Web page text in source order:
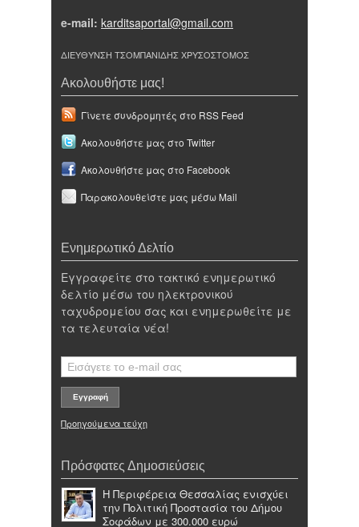
e-mail: karditsaportal@gmail.com
ΔΙΕΥΘΥΝΣΗ ΤΣΟΜΠΑΝΙΔΗΣ ΧΡΥΣΟΣΤΟΜΟΣ
Ακολουθήστε μας!
Γίνετε συνδρομητές στο RSS Feed
Ακολουθήστε μας στο Twitter
Ακολουθήστε μας στο Facebook
Παρακολουθείστε μας μέσω Mail
Ενημερωτικό Δελτίο
Εγγραφείτε στο τακτικό ενημερωτικό
δελτίο μέσω του ηλεκτρονικού
ταχυδρομείου σας και ενημερωθείτε με
τα τελευταία νέα!
Προηγούμενα τεύχη
Πρόσφατες Δημοσιεύσεις
Η Περιφέρεια Θεσσαλίας ενισχύει
την Πολιτική Προστασία του Δήμου
Σοφάδων με 300.000 ευρώ